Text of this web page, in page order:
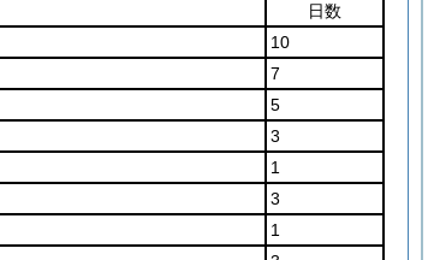
日数
10
7
5
3
1
3
1